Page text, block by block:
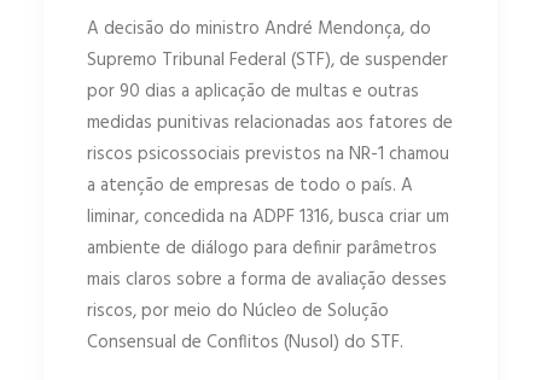
A decisão do ministro André Mendonça, do
Supremo Tribunal Federal (STF), de suspender
por 90 dias a aplicação de multas e outras
medidas punitivas relacionadas aos fatores de
riscos psicossociais previstos na NR-1 chamou
a atenção de empresas de todo o país. A
liminar, concedida na ADPF 1316, busca criar um
ambiente de diálogo para definir parâmetros
mais claros sobre a forma de avaliação desses
riscos, por meio do Núcleo de Solução
Consensual de Conflitos (Nusol) do STF.